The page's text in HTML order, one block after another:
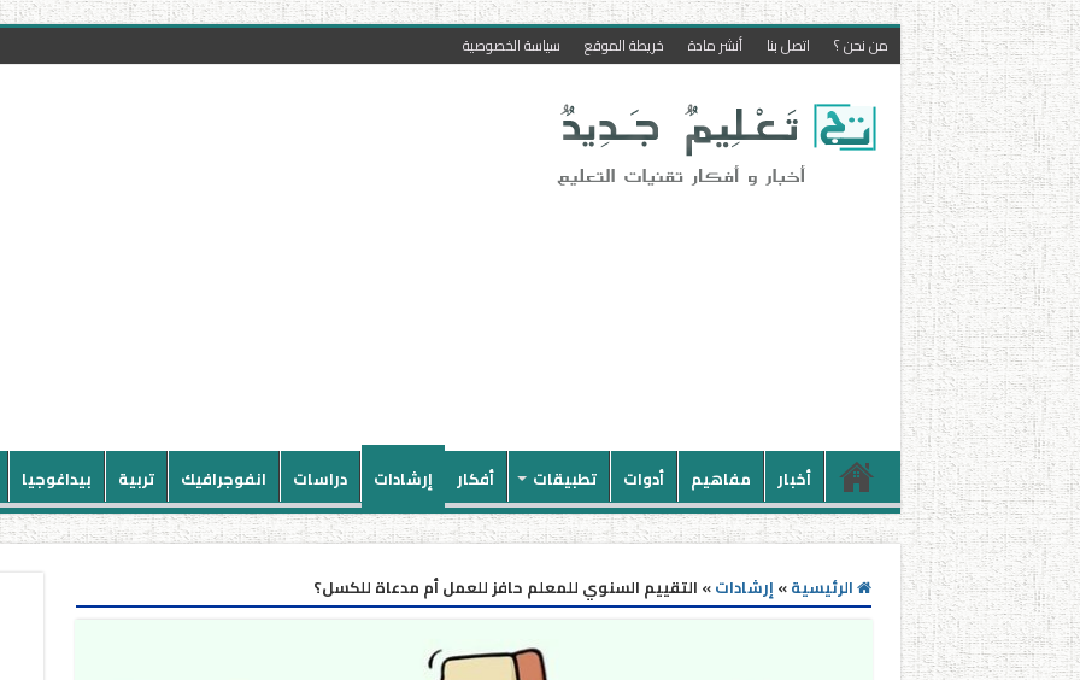
من نحن ؟ اتصل بنا أنشر مادة خريطة الموقع سياسة الخصوصية
أخبار مفاهيم أدوات تطبيقات أفكار إرشادات دراسات انفوجرافيك تربية بيداغوجيا
الرئيسية» إرشادات» التقييم السنوي للمعلم حافز للعمل أم مدعاة للكسل؟